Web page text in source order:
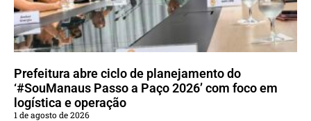
Prefeitura abre ciclo de planejamento do
‘#SouManaus Passo a Paço 2026’ com foco em
logística e operação
1 de agosto de 2026